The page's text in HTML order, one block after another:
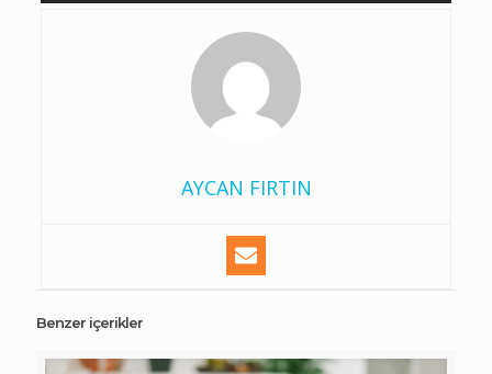
AYCAN FIRTIN
Benzer içerikler